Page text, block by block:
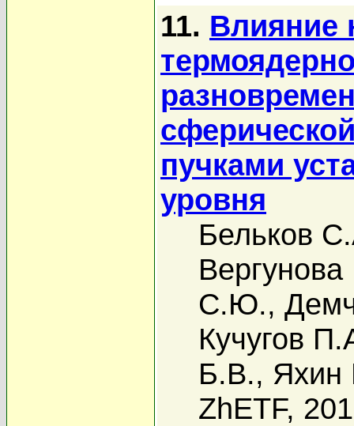
11. Влияние
пучками
уровня
Бельков
Вергунова
С.Ю.,
Кучугов
Б.В., Яхин
ZhETF,